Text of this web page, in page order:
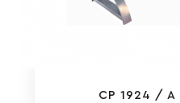
CP 1924 / A